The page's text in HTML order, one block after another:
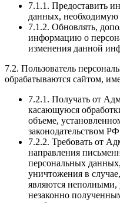
7.1.1. Предоставить
данных, необходимую
7.1.2. Обновлять,
информацию о
изменения данной
7.2. Пользователь
обрабатываются сайтом,
7.2.1. Получать от
касающуюся
объеме,
законодательством
7.2.2. Требовать от
направления
персональных
уничтожения в
являются
незаконно